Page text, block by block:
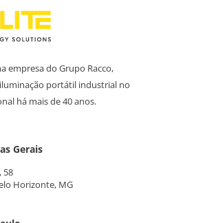
empresa do Grupo Racco,
portátil industrial no
há mais de 40 anos.
Gerais
58
Horizonte, MG